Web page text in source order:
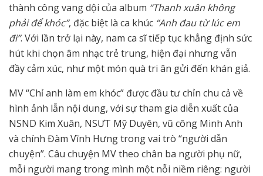
thành công vang dội của album “Thanh xuân không
phải để khóc”, đặc biệt là ca khúc “Anh đau từ lúc em
đi”. Với lần trở lại này, nam ca sĩ tiếp tục khẳng định sức
hút khi chọn âm nhạc trẻ trung, hiện đại nhưng vẫn
đầy cảm xúc, như một món quà tri ân gửi đến khán giả.
MV “Chỉ anh làm em khóc” được đầu tư chỉn chu cả về
hình ảnh lẫn nội dung, với sự tham gia diễn xuất của
NSND Kim Xuân, NSƯT Mỹ Duyên, vũ công Minh Anh
và chính Đàm Vĩnh Hưng trong vai trò “người dẫn
chuyện”. Câu chuyện MV theo chân ba người phụ nữ,
mỗi người mang trong mình một nỗi niềm riêng: người